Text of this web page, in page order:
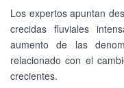
Los expertos apuntan
crecidas fluviales
aumento de las
relacionado con el
crecientes.